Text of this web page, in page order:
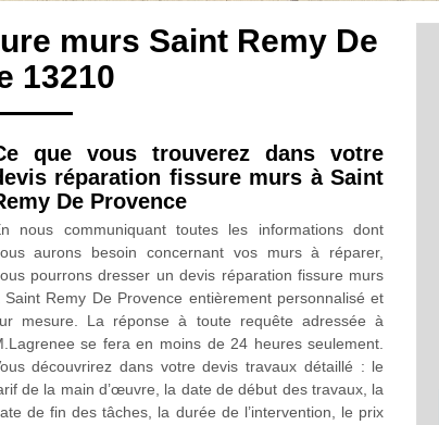
murs Saint Remy De
13210
que vous trouverez dans votre
réparation fissure murs à Saint
De Provence
nous communiquant toutes les informations dont
aurons besoin concernant vos murs à réparer,
pourrons dresser un devis réparation fissure murs
Saint Remy De Provence entièrement personnalisé et
mesure. La réponse à toute requête adressée à
se fera en moins de 24 heures seulement.
découvrirez dans votre devis travaux détaillé : le
de la main d’œuvre, la date de début des travaux, la
de fin des tâches, la durée de l’intervention, le prix